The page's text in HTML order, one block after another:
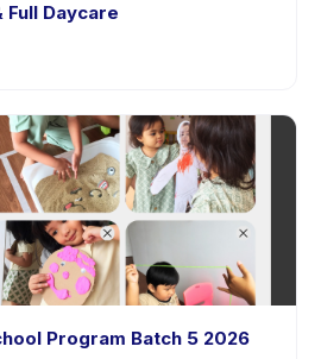
Full Daycare
Program Batch 5 2026